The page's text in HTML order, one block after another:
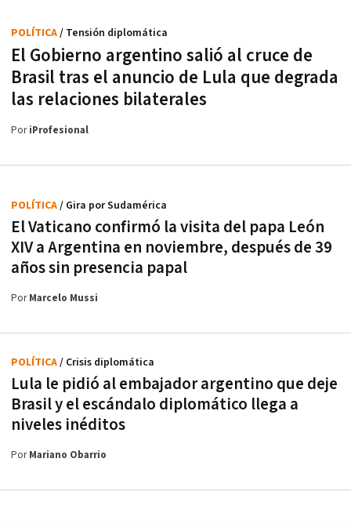
El Gobierno argentino salió al cruce de
Brasil tras el anuncio de Lula que degrada
las relaciones bilaterales
POLÍTICA/ Tensión diplomática
PoriProfesional
El Vaticano confirmó la visita del papa León
XIV a Argentina en noviembre, después de 39
años sin presencia papal
POLÍTICA/ Gira por Sudamérica
PorMarcelo Mussi
Lula le pidió al embajador argentino que deje
Brasil y el escándalo diplomático llega a
niveles inéditos
POLÍTICA/ Crisis diplomática
PorMariano Obarrio